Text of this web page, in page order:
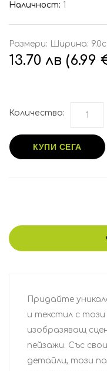
Наличност: 1
Размери: Ширина:
13.70 лв (6.99
Количество:
КУПИ СЕГА
Придайте
и текстил с
изобразяващ
пейзажи. Със
детайли, този